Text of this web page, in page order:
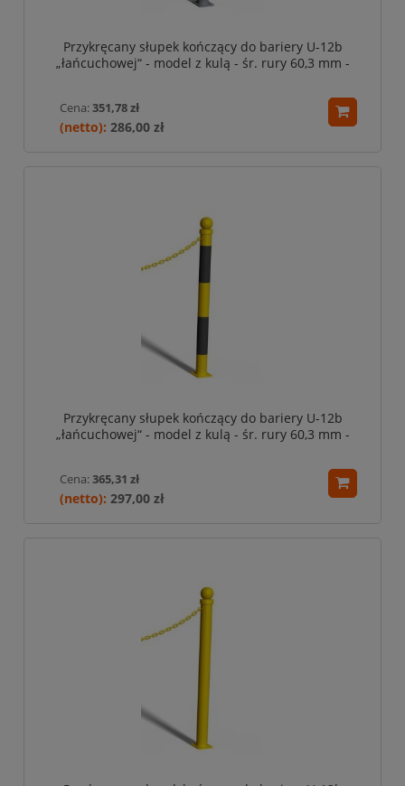
Przykręcany słupek kończący do bariery U-12b
„łańcuchowej“ - model z kulą - śr. rury 60,3 mm -
Cena:351,78 zł
286,00 zł
Przykręcany słupek kończący do bariery U-12b
„łańcuchowej“ - model z kulą - śr. rury 60,3 mm -
Cena:365,31 zł
297,00 zł